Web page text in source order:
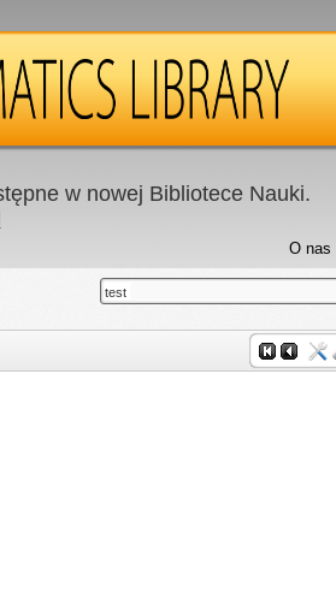
w nowej Bibliotece Nauki.
O nas
test